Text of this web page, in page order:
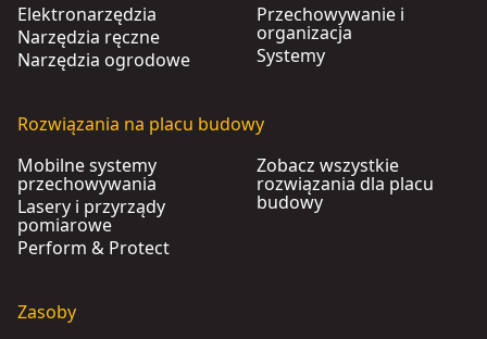
Elektronarzędzia
Narzędzia ręczne
Narzędzia ogrodowe
Przechowywanie i
organizacja
Systemy
Rozwiązania na placu budowy
Mobilne systemy
przechowywania
Lasery i przyrządy
pomiarowe
Perform & Protect
Zobacz wszystkie
rozwiązania dla placu
budowy
Zasoby